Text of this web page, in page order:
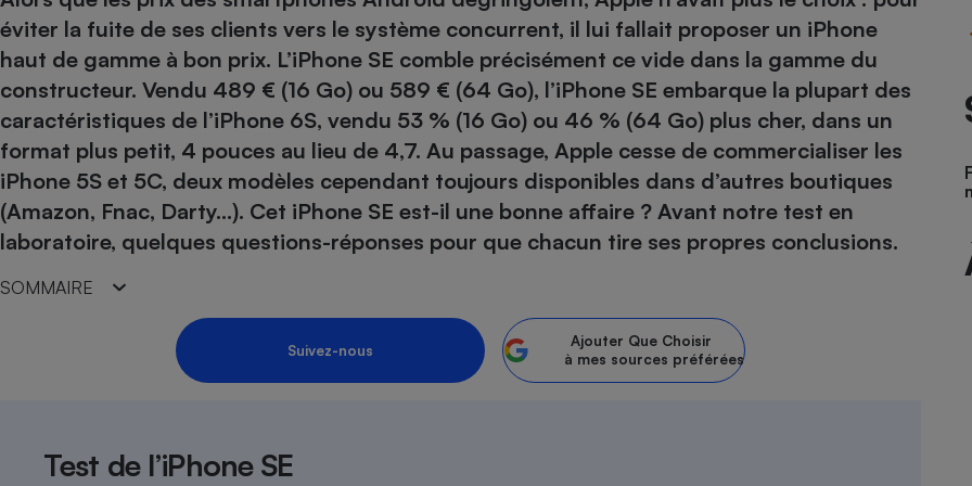
éviter la fuite de ses clients vers le système concurrent, il lui fallait proposer un iPhone
haut de gamme à bon prix. L’iPhone SE comble précisément ce vide dans la gamme du
constructeur. Vendu 489 € (16 Go) ou 589 € (64 Go), l’iPhone SE embarque la plupart des
caractéristiques de l’iPhone 6S, vendu 53 % (16 Go) ou 46 % (64 Go) plus cher, dans un
format plus petit, 4 pouces au lieu de 4,7. Au passage, Apple cesse de commercialiser les
iPhone 5S et 5C, deux modèles cependant toujours disponibles dans d’autres boutiques
(Amazon, Fnac, Darty…). Cet iPhone SE est-il une bonne affaire ? Avant notre test en
laboratoire, quelques questions-réponses pour que chacun tire ses propres conclusions.
SOMMAIRE
Suivez-nous
Ajouter Que Choisir
à mes sources préférées
Test de l’iPhone SE
Nutrition
Produit alimentaire
Sécurité - Hygiène
Supermarché - Drive
Circuits courts et
alimentation locale
Assurance
Banque - Crédit
Epargne - Fiscalité
Assurance auto
Carburant
Circulation routière
Contrôle technique - Réparation
Pièce détachée
Moto
Supermarché - Drive
Comparatif sèche-linge
Comparatif réfrigérateur-congélateur
Comparatif plaque à induction
Comparatif hotte aspirante
Comparatif aspirateur balai
Comparatif aspirateur traîneau
Comparatif smartphone
Comparatif casque audio
Comparatif barre de son
Comparatif imprimante multifonction
Comparatif ultrabook
Comparatif tablette tactile
Crédit immobilier
Comparatif nettoyeur haute
pression
Comparatif tondeuse robot
Comparatif poêle à granulés
Comparatif radiateur électrique
Bricolage - Jardinage
Comparateur mutuelle
Comparateur des devis d’opticiens
Maladie - Médecine - Médicament
Système de santé - Complémentaire santé
Maison de retraite
Obsèques - Pompes
funèbres
Retraite
Puériculture - Produit
Choisir son fioul
Choisir son pellet
Comparateur assurance emprunteur
Energie Moins Chère Ensemble
Tous les comparateurs
Toutes les cartes interactives
nous ?